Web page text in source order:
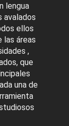
lengua
avalados
ellos
las áreas
,
que
una de